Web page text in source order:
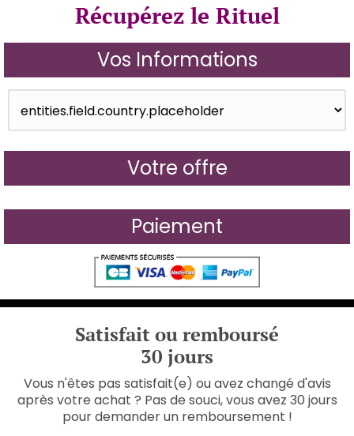
Récupérez le Rituel
Vos Informations
Votre offre
Paiement
Satisfait ou remboursé
30 jours
Vous n'êtes pas satisfait(e) ou avez changé d'avis
après votre achat ? Pas de souci, vous avez 30 jours
pour demander un remboursement !